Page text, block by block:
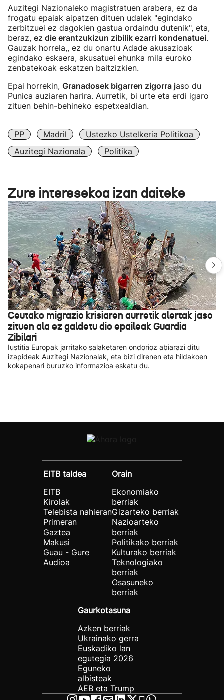
Auzitegi Nazionaleko magistratuen arabera, ez da
frogatu epaiak aipatzen dituen udalek "egindako
zerbitzuei ez dagokien gastua ordaindu dutenik", eta,
beraz, ez die erantzukizun zibilik ezarri kondenatuei.
Gauzak horrela,, ez du onartu Adade akusazioak
egindako eskaera, akusatuei ehunka mila euroko
zenbatekoak eskatzen baitzizkien.
Epai horrekin, Granadosek bigarren zigorra jaso du
Punica auziaren harira. Aurretik, bi urte eta erdi igaro
zituen behin-behineko espetxealdian.
PP Madril
Ustezko Ustelkeria Politikoa
Auzitegi Nazionala
Politika
Zure interesekoa izan daiteke
Ceutako migrazio krisiaren aurretik alertak jaso
zituen ala ez galdetu dio epaileak Guardia
Zibilari
Iustitia Europak jarritako salaketaren ondorioz abiarazi ditu
izapideak Auzitegi Nazionalak, eta bizi direnen eta hildakoen
kokapenari buruzko informazioa eskatu du.
EITB taldea
EITB
Kirolak
Telebista nahieran
Primeran
Gaztea
Makusi
Guau - Gure
Audioa
Orain
Ekonomiako
berriak
Gizarteko berriak
Nazioarteko
berriak
Politikako berriak
Kulturako berriak
Teknologiako
berriak
Osasuneko
berriak
Gaurkotasuna
Azken berriak
Ukrainako gerra
Euskadiko lan
egutegia 2026
Eguneko
albisteak
AEB eta Trump